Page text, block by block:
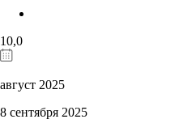
10,0
август 2025
8 сентября 2025